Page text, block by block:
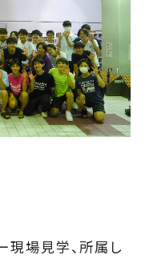
現場見学、所属し